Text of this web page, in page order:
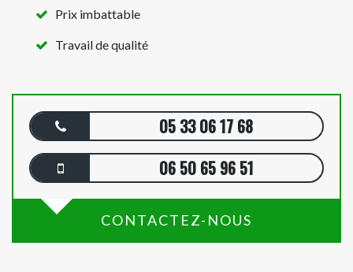
Prix imbattable
Travail de qualité
05 33 06 17 68
06 50 65 96 51
CONTACTEZ-NOUS